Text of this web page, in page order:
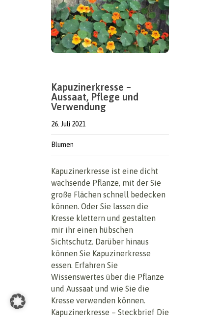
Kapuzinerkresse –
Aussaat, Pflege und
Verwendung
26. Juli 2021
Blumen
Kapuzinerkresse ist eine dicht
wachsende Pflanze, mit der Sie
große Flächen schnell bedecken
können. Oder Sie lassen die
Kresse klettern und gestalten
mir ihr einen hübschen
Sichtschutz. Darüber hinaus
können Sie Kapuzinerkresse
essen. Erfahren Sie
Wissenswertes über die Pflanze
und Aussaat und wie Sie die
Kresse verwenden können.
Kapuzinerkresse – Steckbrief Die